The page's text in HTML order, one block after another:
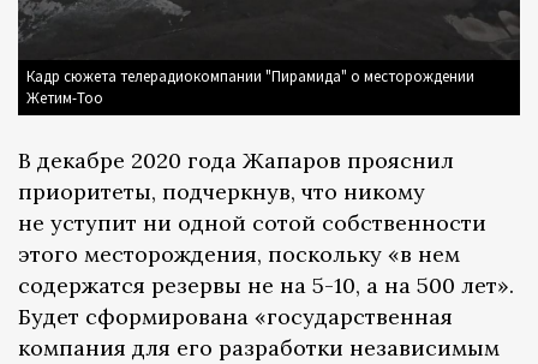
Кадр сюжета телерадиокомпании "Пирамида" о месторождении
Жетим-Тоо
В декабре 2020 года Жапаров прояснил
приоритеты, подчеркнув, что никому
не уступит ни одной сотой собственности
этого месторождения, поскольку «в нем
содержатся резервы не на 5-10, а на 500 лет».
Будет сформирована «государственная
компания для его разработки независимым